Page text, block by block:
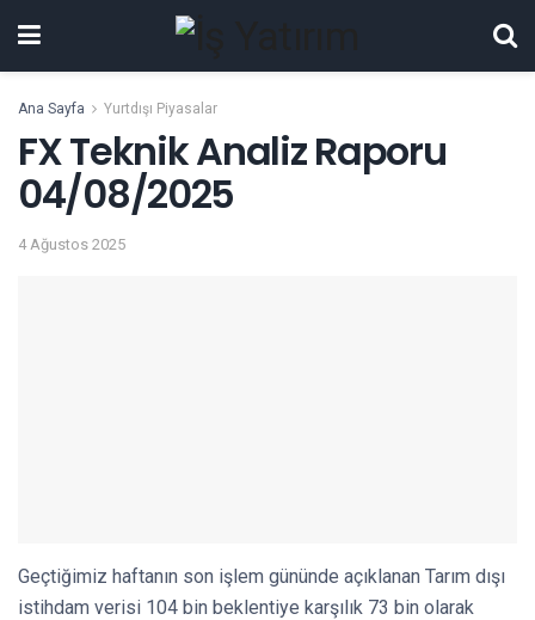
Ana Sayfa Yurtdışı Piyasalar
FX Teknik Analiz Raporu
04/08/2025
4 Ağustos 2025
Geçtiğimiz haftanın son işlem gününde açıklanan Tarım dışı
istihdam verisi 104 bin beklentiye karşılık 73 bin olarak